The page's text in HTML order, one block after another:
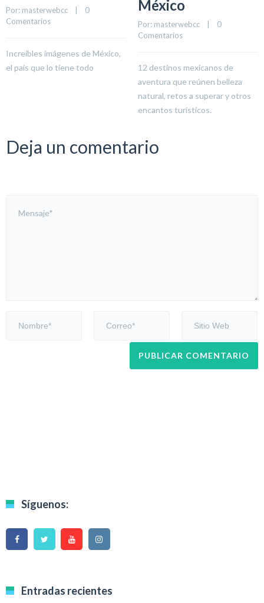
Por: masterwebcc
0
Comentarios
Increíbles imágenes de México,
el país que lo tiene todo
México
Por: masterwebcc
0
Comentarios
12 destinos mexicanos de
aventura que reúnen belleza
natural, retos a superar y otros
encantos turísticos.
Deja un comentario
Síguenos:
Entradas recientes